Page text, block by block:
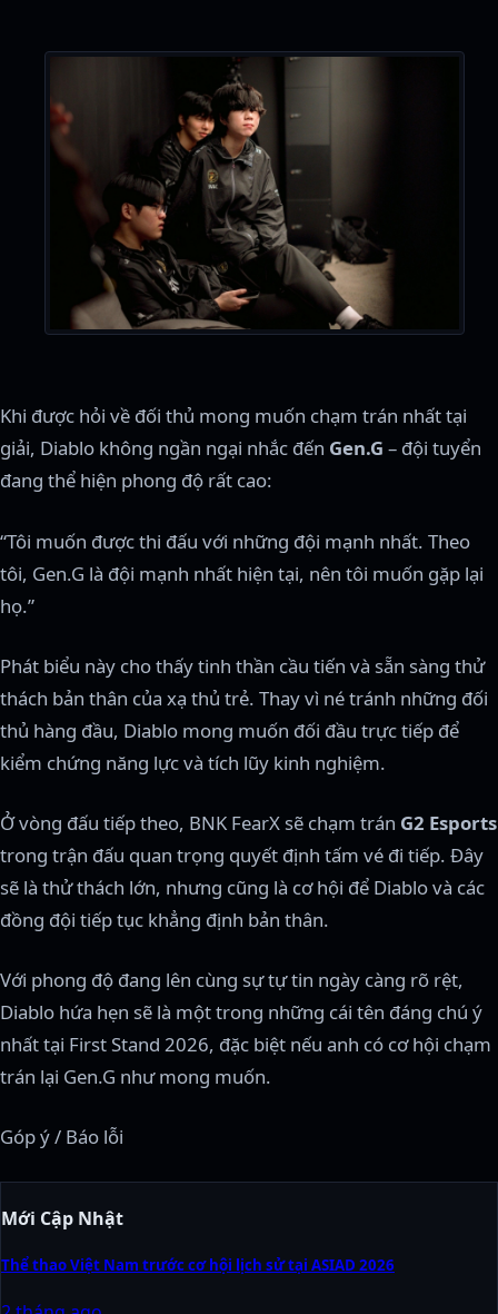
Khi được hỏi về đối thủ mong muốn chạm trán nhất tại
giải, Diablo không ngần ngại nhắc đến Gen.G – đội tuyển
đang thể hiện phong độ rất cao:
“Tôi muốn được thi đấu với những đội mạnh nhất. Theo
tôi, Gen.G là đội mạnh nhất hiện tại, nên tôi muốn gặp lại
họ.”
Phát biểu này cho thấy tinh thần cầu tiến và sẵn sàng thử
thách bản thân của xạ thủ trẻ. Thay vì né tránh những đối
thủ hàng đầu, Diablo mong muốn đối đầu trực tiếp để
kiểm chứng năng lực và tích lũy kinh nghiệm.
Ở vòng đấu tiếp theo, BNK FearX sẽ chạm trán G2 Esports
trong trận đấu quan trọng quyết định tấm vé đi tiếp. Đây
sẽ là thử thách lớn, nhưng cũng là cơ hội để Diablo và các
đồng đội tiếp tục khẳng định bản thân.
Với phong độ đang lên cùng sự tự tin ngày càng rõ rệt,
Diablo hứa hẹn sẽ là một trong những cái tên đáng chú ý
nhất tại First Stand 2026, đặc biệt nếu anh có cơ hội chạm
trán lại Gen.G như mong muốn.
Góp ý / Báo lỗi
Mới Cập Nhật
Thể thao Việt Nam trước cơ hội lịch sử tại ASIAD 2026